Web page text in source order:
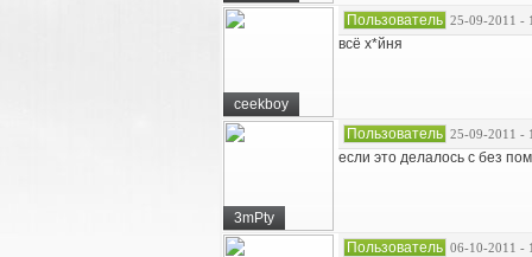
ceekboy
Пользователь 25-09-2011 -
всё х*йня
3mPty
Пользователь 25-09-2011 -
если это делалось с без
Пользователь 06-10-2011 -